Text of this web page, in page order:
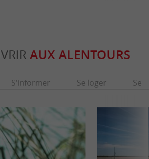
AUX ALENTOURS
S'informer Se loger Se